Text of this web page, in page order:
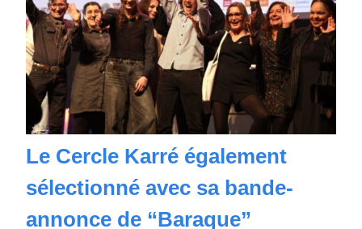
Le Cercle Karré également
sélectionné avec sa bande-
annonce de “Baraque”